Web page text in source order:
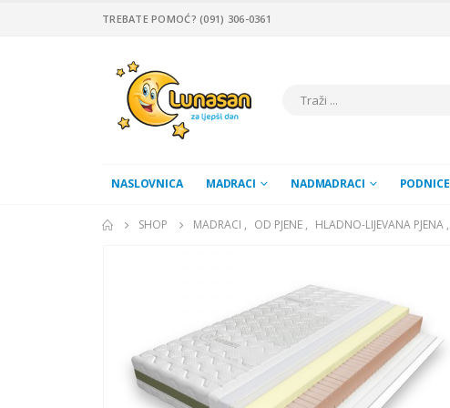
TREBATE POMOĆ? (091) 306-0361
NASLOVNICA MADRACI NADMADRACI PODNICE
SHOP MADRACI , OD PJENE , HLADNO-LIJEVANA PJENA ,